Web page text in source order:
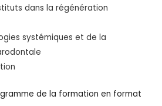
dans la régénération
systémiques et de la
de la formation en format